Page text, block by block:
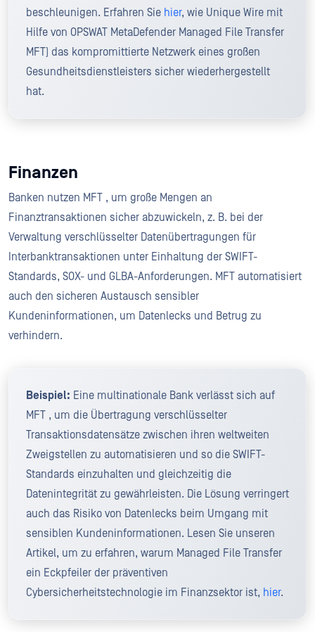
beschleunigen. Erfahren Sie hier, wie Unique Wire mit
Hilfe von OPSWAT MetaDefender Managed File Transfer
MFT) das kompromittierte Netzwerk eines großen
Gesundheitsdienstleisters sicher wiederhergestellt
hat.
Finanzen
Banken nutzen MFT , um große Mengen an
Finanztransaktionen sicher abzuwickeln, z. B. bei der
Verwaltung verschlüsselter Datenübertragungen für
Interbanktransaktionen unter Einhaltung der SWIFT-
Standards, SOX- und GLBA-Anforderungen. MFT automatisiert
auch den sicheren Austausch sensibler
Kundeninformationen, um Datenlecks und Betrug zu
verhindern.
Beispiel: Eine multinationale Bank verlässt sich auf
MFT , um die Übertragung verschlüsselter
Transaktionsdatensätze zwischen ihren weltweiten
Zweigstellen zu automatisieren und so die SWIFT-
Standards einzuhalten und gleichzeitig die
Datenintegrität zu gewährleisten. Die Lösung verringert
auch das Risiko von Datenlecks beim Umgang mit
sensiblen Kundeninformationen. Lesen Sie unseren
Artikel, um zu erfahren, warum Managed File Transfer
ein Eckpfeiler der präventiven
Cybersicherheitstechnologie im Finanzsektor ist, hier.